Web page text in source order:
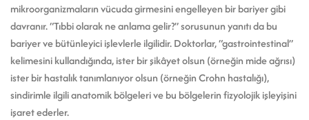
mikroorganizmaların vücuda girmesini engelleyen bir bariyer gibi
davranır. “Tıbbi olarak ne anlama gelir?” sorusunun yanıtı da bu
bariyer ve bütünleyici işlevlerle ilgilidir. Doktorlar, “gastrointestinal”
kelimesini kullandığında, ister bir şikâyet olsun (örneğin mide ağrısı)
ister bir hastalık tanımlanıyor olsun (örneğin Crohn hastalığı),
sindirimle ilgili anatomik bölgeleri ve bu bölgelerin fizyolojik işleyişini
işaret ederler.